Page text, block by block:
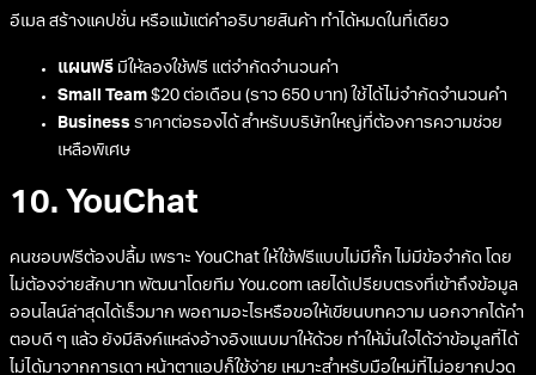
อีเมล สร้างแคปชั่น หรือแม้แต่คำอธิบายสินค้า ทำได้หมดในที่เดียว
แผนฟรี มีให้ลองใช้ฟรี แต่จำกัดจำนวนคำ
Small Team $20 ต่อเดือน (ราว 650 บาท) ใช้ได้ไม่จำกัดจำนวนคำ
Business ราคาต่อรองได้ สำหรับบริษัทใหญ่ที่ต้องการความช่วย
เหลือพิเศษ
10. YouChat
คนชอบฟรีต้องปลื้ม เพราะ YouChat ให้ใช้ฟรีแบบไม่มีกั๊ก ไม่มีข้อจำกัด โดย
ไม่ต้องจ่ายสักบาท พัฒนาโดยทีม You.com เลยได้เปรียบตรงที่เข้าถึงข้อมูล
ออนไลน์ล่าสุดได้เร็วมาก พอถามอะไรหรือขอให้เขียนบทความ นอกจากได้คำ
ตอบดี ๆ แล้ว ยังมีลิงก์แหล่งอ้างอิงแนบมาให้ด้วย ทำให้มั่นใจได้ว่าข้อมูลที่ได้
ไม่ได้มาจากการเดา หน้าตาแอปก็ใช้ง่าย เหมาะสำหรับมือใหม่ที่ไม่อยากปวด